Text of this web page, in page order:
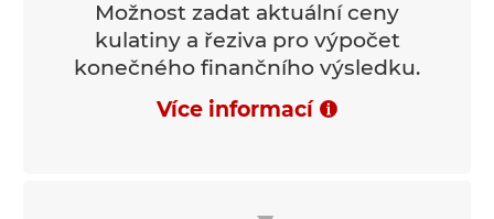
Možnost zadat aktuální ceny
kulatiny a řeziva pro výpočet
konečného finančního výsledku.
Více informací